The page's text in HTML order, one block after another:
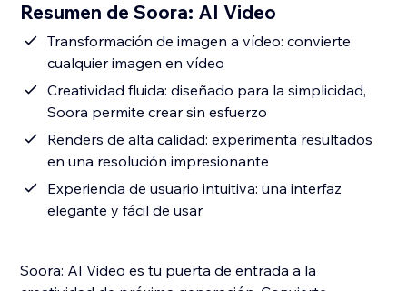
Resumen de Soora: AI Video
Transformación de imagen a vídeo: convierte
cualquier imagen en vídeo
Creatividad fluida: diseñado para la simplicidad,
Soora permite crear sin esfuerzo
Renders de alta calidad: experimenta resultados
en una resolución impresionante
Experiencia de usuario intuitiva: una interfaz
elegante y fácil de usar
Soora: AI Video es tu puerta de entrada a la